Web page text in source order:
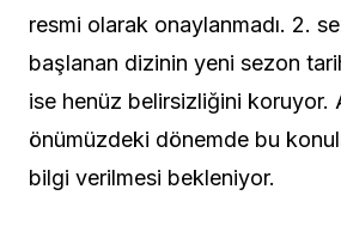
resmi olarak onaylanmadı. 2.
başlanan dizinin yeni sezon
ise henüz belirsizliğini koruyor.
önümüzdeki dönemde bu
bilgi verilmesi bekleniyor.